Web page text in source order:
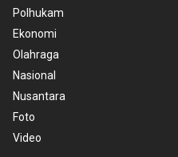
Polhukam
Ekonomi
Olahraga
Nasional
Nusantara
Foto
Video